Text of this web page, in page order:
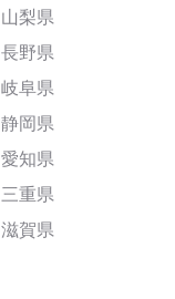
山梨県
長野県
岐阜県
静岡県
愛知県
三重県
滋賀県